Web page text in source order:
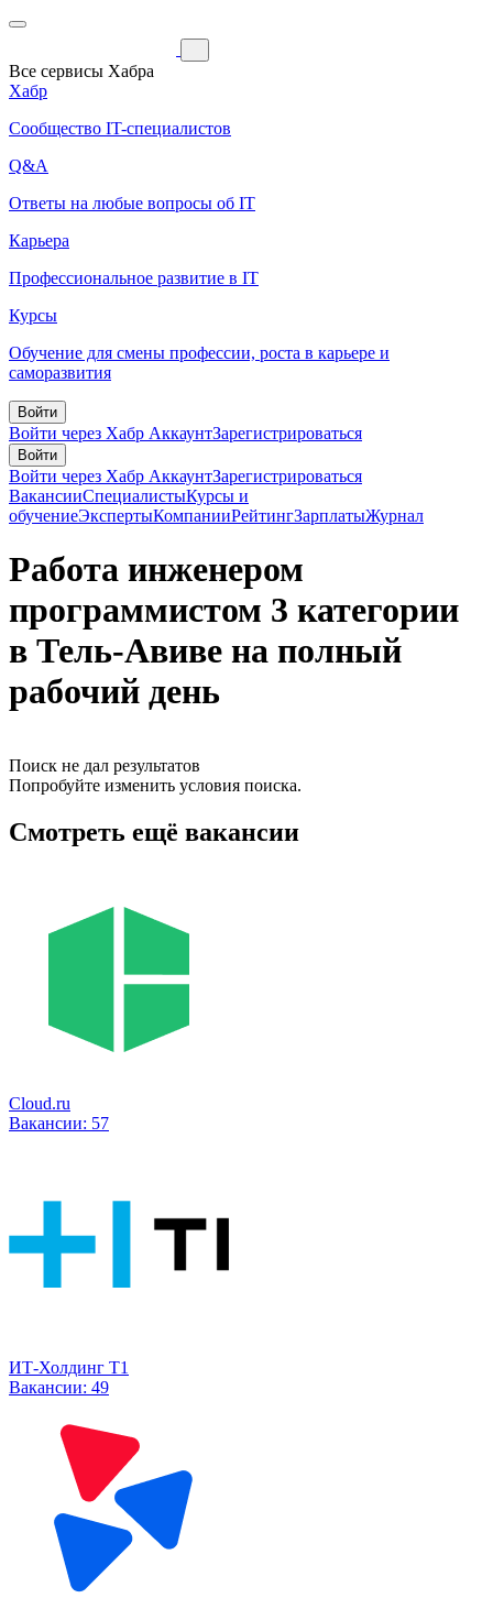
Все сервисы Хабра
Хабр
Сообщество IT-специалистов
Q&A
Ответы на любые вопросы об IT
Карьера
Профессиональное развитие в IT
Курсы
Обучение для смены профессии, роста в карьере и
саморазвития
Войти
Войти через Хабр АккаунтЗарегистрироваться
Войти
Войти через Хабр АккаунтЗарегистрироваться
ВакансииСпециалистыКурсы и
обучениеЭкспертыКомпанииРейтингЗарплатыЖурнал
Работа инженером
программистом 3 категории
в Тель-Авиве на полный
рабочий день
Поиск не дал результатов
Попробуйте изменить условия поиска.
Смотреть ещё вакансии
Cloud.ru
Вакансии: 57
ИТ-Холдинг Т1
Вакансии: 49